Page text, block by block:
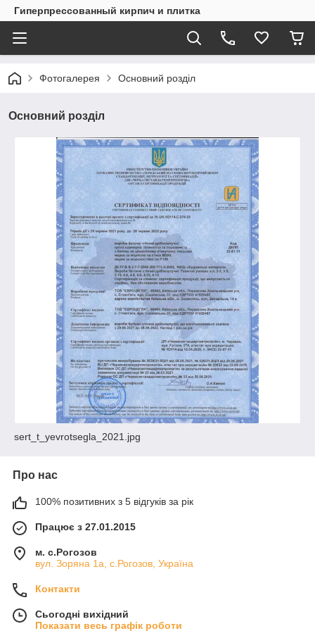
Гиперпрессованный кирпич и плитка
Фотогалерея Основний розділ
Основний розділ
sert_t_yevrotsegla_2021.jpg
Про нас
100% позитивних з 5 відгуків за рік
Працює з 27.01.2015
м. с.Рогозов
вул. Зоряна 1а, с.Рогозов, Україна
Контакти
Сьогодні вихідний
Показати весь графік роботи